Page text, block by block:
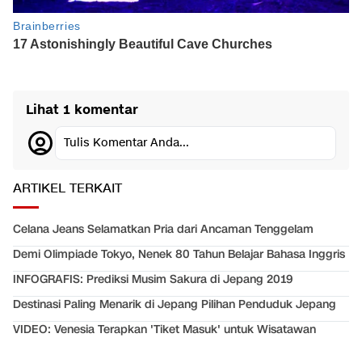
Lihat 1 komentar
Tulis Komentar Anda...
ARTIKEL TERKAIT
Celana Jeans Selamatkan Pria dari Ancaman Tenggelam
Demi Olimpiade Tokyo, Nenek 80 Tahun Belajar Bahasa Inggris
INFOGRAFIS: Prediksi Musim Sakura di Jepang 2019
Destinasi Paling Menarik di Jepang Pilihan Penduduk Jepang
VIDEO: Venesia Terapkan 'Tiket Masuk' untuk Wisatawan